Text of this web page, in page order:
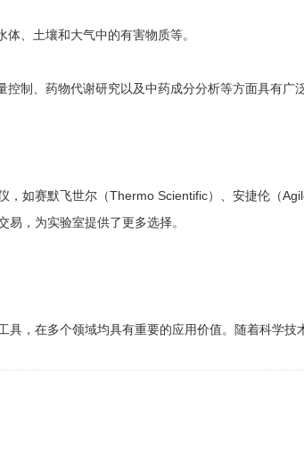
、土壤和大气中的有害物质等。
制、药物代谢研究以及中药成分分析等方面具有广泛
，如赛默飞世尔（Thermo Scientific）、安捷伦（
，为实验室提供了更多选择。
，在多个领域均具有重要的应用价值。随着科学